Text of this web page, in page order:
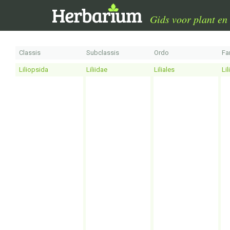
Gids voor plant
Classis Subclassis Ordo
Liliopsida Liliidae Liliales